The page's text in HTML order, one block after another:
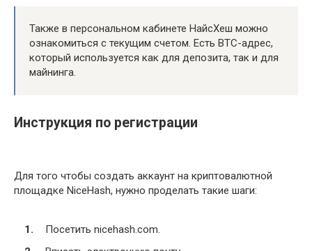
Также в персональном кабинете НайсХеш можно
ознакомиться с текущим счетом. Есть BTC-адрес,
который используется как для депозита, так и для
майнинга.
Инструкция по регистрации
Для того чтобы создать аккаунт на криптовалютной
площадке NiceHash, нужно проделать такие шаги:
Посетить nicehash.com.